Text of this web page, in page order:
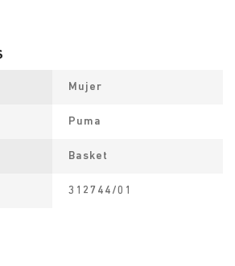
Mujer
Puma
Basket
312744/01